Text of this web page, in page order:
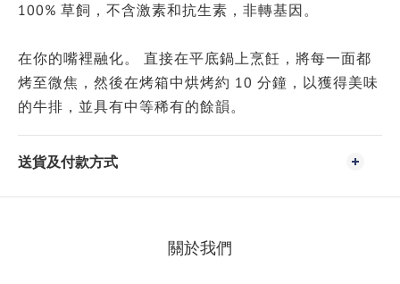
100% 草飼，不含激素和抗生素，非轉基因。
在你的嘴裡融化。 直接在平底鍋上烹飪，將每一面都
烤至微焦，然後在烤箱中烘烤約 10 分鐘，以獲得美味
的牛排，並具有中等稀有的餘韻。
送貨及付款方式
關於我們